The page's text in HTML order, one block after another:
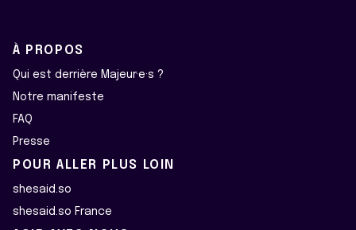
À PROPOS
Qui est derrière Majeur·e·s ?
Notre manifeste
FAQ
Presse
POUR ALLER PLUS LOIN
shesaid.so
shesaid.so France